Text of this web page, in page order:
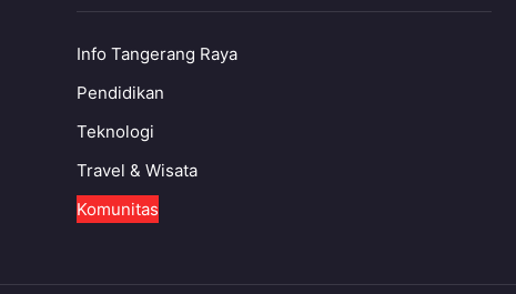
Info Tangerang Raya
Pendidikan
Teknologi
Travel & Wisata
Komunitas